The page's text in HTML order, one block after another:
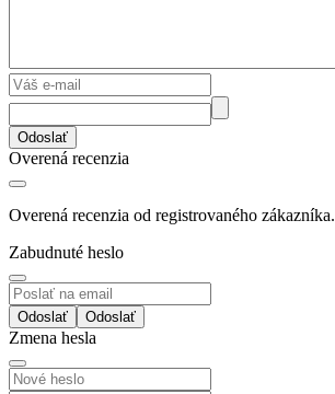
Odoslať
Overená recenzia
Overená recenzia od registrovaného zákazníka.
Zabudnuté heslo
Odoslať
Zmena hesla